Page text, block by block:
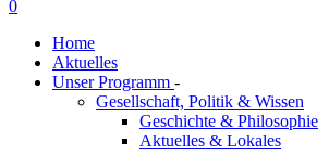
0
Home
Aktuelles
Unser Programm -
Gesellschaft, Politik & Wissen
Geschichte & Philosophie
Aktuelles & Lokales